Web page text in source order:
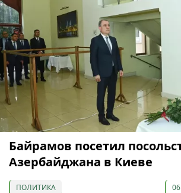
Байрамов посетил
Азербайджана в Киеве
ПОЛИТИКА